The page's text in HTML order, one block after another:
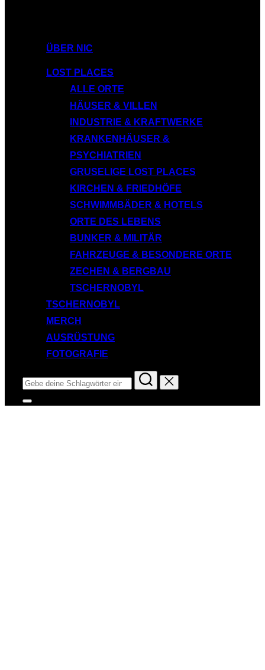
ÜBER NIC
LOST PLACES
ALLE ORTE
HÄUSER & VILLEN
INDUSTRIE & KRAFTWERKE
KRANKENHÄUSER &
PSYCHIATRIEN
GRUSELIGE LOST PLACES
KIRCHEN & FRIEDHÖFE
SCHWIMMBÄDER & HOTELS
ORTE DES LEBENS
BUNKER & MILITÄR
FAHRZEUGE & BESONDERE ORTE
ZECHEN & BERGBAU
TSCHERNOBYL
TSCHERNOBYL
MERCH
AUSRÜSTUNG
FOTOGRAFIE
Suchen
nach:
Seitenleiste